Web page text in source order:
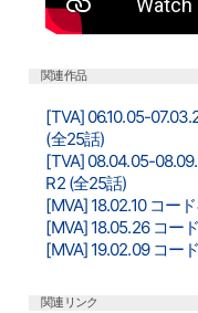
関連作品
[TVA] 06.10.05-
(全25話)
[TVA] 08.04.05-
R2 (全25話)
[MVA] 18.02.10 コー
[MVA] 18.05.26 コー
[MVA] 19.02.09 コー
関連リンク